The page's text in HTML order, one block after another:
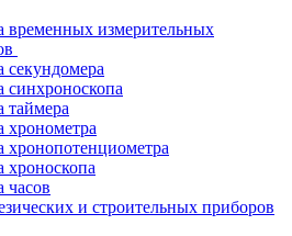
временных измерительных
секундомера
синхроноскопа
таймера
хронометра
хронопотенциометра
хроноскопа
часов
и строительных приборов